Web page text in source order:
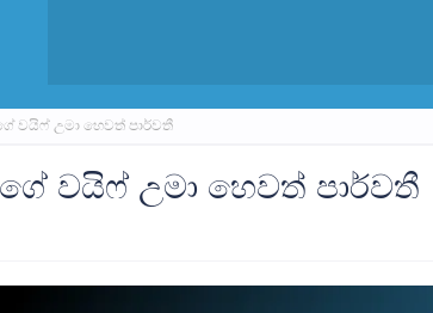
වයිෆ් උමා හෙවත් පාර්වතී
වයිෆ් උමා හෙවත් පාර්වතී